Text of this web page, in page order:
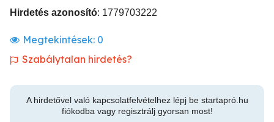
Hirdetés azonosító: 1779703222
Megtekintések: 0
Szabálytalan hirdetés?
A hirdetővel való kapcsolatfelvételhez lépj be startapró.hu
fiókodba vagy regisztrálj gyorsan most!